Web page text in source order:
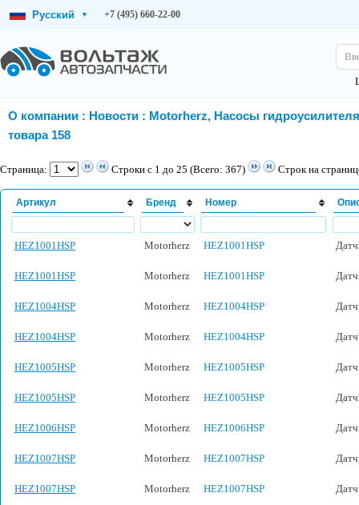
Русский ▾ +7 (495) 660-22-00
О компании : Новости : Motorherz, Насосы
товара 158
Страница: Строки с 1 до 25 (Всего: 367) Строк на
Артикул Бренд Номер
HEZ1001HSP Motorherz HEZ1001HSP
HEZ1001HSP Motorherz HEZ1001HSP
HEZ1004HSP Motorherz HEZ1004HSP
HEZ1004HSP Motorherz HEZ1004HSP
HEZ1005HSP Motorherz HEZ1005HSP
HEZ1005HSP Motorherz HEZ1005HSP
HEZ1006HSP Motorherz HEZ1006HSP
HEZ1007HSP Motorherz HEZ1007HSP
HEZ1007HSP Motorherz HEZ1007HSP